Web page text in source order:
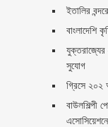
ইতালির
বাংলাদেশি
যুক্তরাজ্যের
সুযোগ
গ্রিসে ২০২
বাউলশিল্পী